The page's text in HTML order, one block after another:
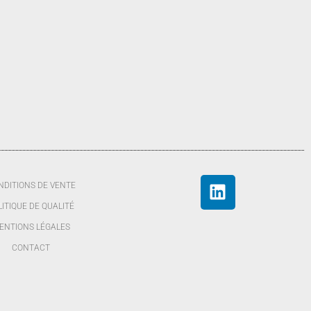
DE VENTE
DE QUALITÉ
LÉGALES
CONTACT